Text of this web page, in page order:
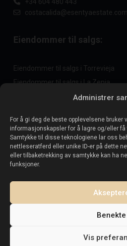
Administrer
For å gi deg de beste opplevelsene bruker
informasjonskapsler for å lagre og/eller
Samtykke til disse teknologiene lar oss
nettleseratferd eller unike ID-er på dette
eller tilbaketrekking av samtykke kan ha
funksjoner.
Benekte
Vis
costacalida@esentyaestate.com
Eiendommer til salgs:
Eiendommer til salgs i Torrevieja
Eiendommer til salgs i La Zenia
Eiendommer til salgs i Cabo Roig
Selg eiendommen din:
Selg eiendom i La Mata